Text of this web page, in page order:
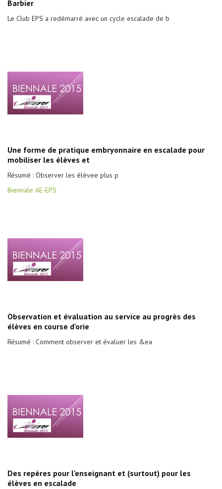
Barbier
Le Club EPS a redémarré avec un cycle escalade de b
Une forme de pratique embryonnaire en escalade pour
mobiliser les élèves et
Résumé : Observer les élèvee plus p
Biennale AE-EPS
Observation et évaluation au service au progrès des
élèves en course d'orie
Résumé : Comment observer et évaluer les &ea
Des repères pour l'enseignant et (surtout) pour les
élèves en escalade